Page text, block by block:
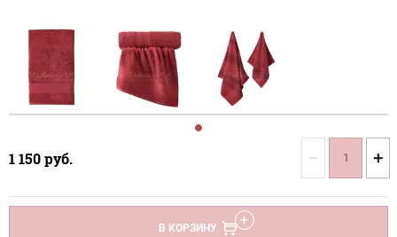
1 150руб. − +
В КОРЗИНУ